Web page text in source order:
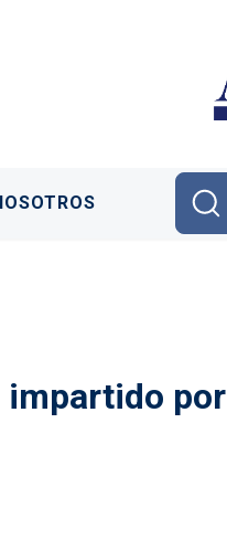
impartido por